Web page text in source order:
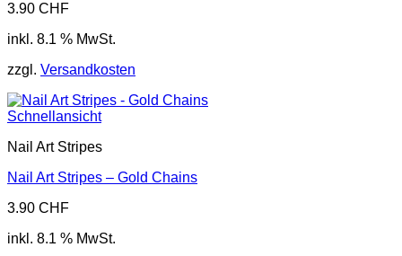
3.90 CHF
inkl. 8.1 % MwSt.
zzgl. Versandkosten
Schnellansicht
Nail Art Stripes
Nail Art Stripes – Gold Chains
3.90 CHF
inkl. 8.1 % MwSt.